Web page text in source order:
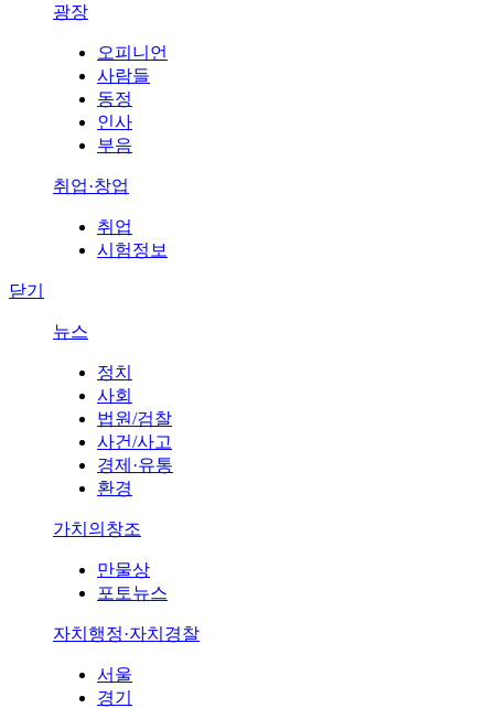
광장
오피니언
사람들
동정
인사
부음
취업·창업
취업
시험정보
닫기
뉴스
정치
사회
법원/검찰
사건/사고
경제·유통
환경
가치의창조
만물상
포토뉴스
자치행정·자치경찰
서울
경기